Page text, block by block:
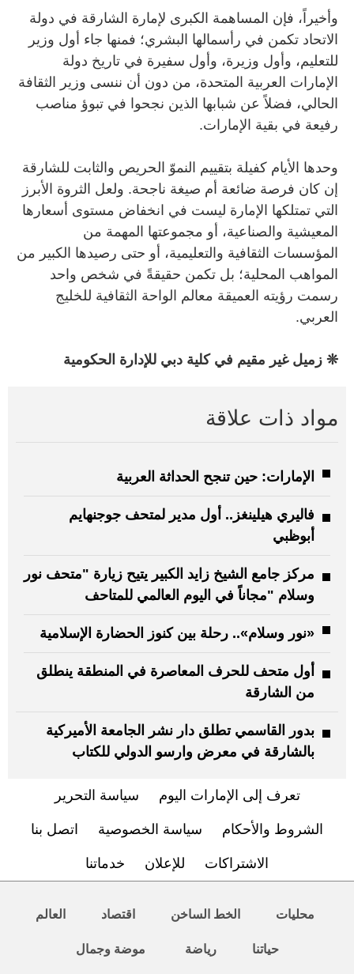
وأخيراً، فإن المساهمة الكبرى لإمارة الشارقة في دولة
الاتحاد تكمن في رأسمالها البشري؛ فمنها جاء أول وزير
للتعليم، وأول وزيرة، وأول سفيرة في تاريخ دولة
الإمارات العربية المتحدة، من دون أن ننسى وزير الثقافة
الحالي، فضلاً عن شبابها الذين نجحوا في تبوؤ مناصب
رفيعة في بقية الإمارات.
وحدها الأيام كفيلة بتقييم النموّ الحريص والثابت للشارقة
إن كان فرصة ضائعة أم صيغة ناجحة. ولعل الثروة الأبرز
التي تمتلكها الإمارة ليست في انخفاض مستوى أسعارها
المعيشية والصناعية، أو مجموعتها المهمة من
المؤسسات الثقافية والتعليمية، أو حتى رصيدها الكبير من
المواهب المحلية؛ بل تكمن حقيقةً في شخص واحد
رسمت رؤيته العميقة معالم الواحة الثقافية للخليج
العربي.
❊ زميل غير مقيم في كلية دبي للإدارة الحكومية
مواد ذات علاقة
الإمارات: حين تنجح الحداثة العربية
فاليري هيلينغز.. أول مدير لمتحف جوجنهايم
أبوظبي
مركز جامع الشيخ زايد الكبير يتيح زيارة "متحف نور
وسلام "مجاناً في اليوم العالمي للمتاحف
«نور وسلام».. رحلة بين كنوز الحضارة الإسلامية
أول متحف للحرف المعاصرة في المنطقة ينطلق
من الشارقة
بدور القاسمي تطلق دار نشر الجامعة الأميركية
بالشارقة في معرض وارسو الدولي للكتاب
تعرف إلى الإمارات اليوم سياسة التحرير
الشروط والأحكام سياسة الخصوصية اتصل بنا
الاشتراكات للإعلان خدماتنا
محليات الخط الساخن اقتصاد العالم
حياتنا رياضة موضة وجمال